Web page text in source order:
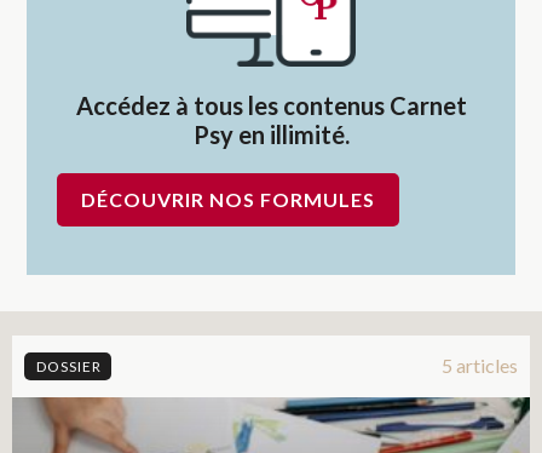
Accédez à tous les contenus Carnet
Psy en illimité.
DÉCOUVRIR NOS FORMULES
DOSSIER 5 articles